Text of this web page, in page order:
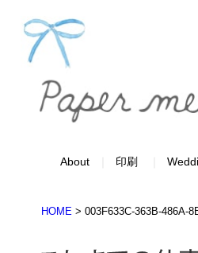
About 印刷
HOME > 003F633C-363B-486A-